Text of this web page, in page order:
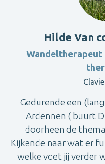
Hilde Van
Wandeltherapeut
Gedurende een
Ardennen ( buurt
doorheen de
Kijkende naar wat er
welke voet jij verder